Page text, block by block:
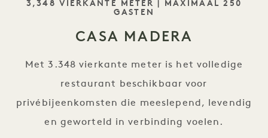
SLOGAN
3,348 VIERKANTE METER | MAXIMAAL 250
GASTEN
CASA MADERA
Met 3.348 vierkante meter is het volledige
restaurant beschikbaar voor
privébijeenkomsten die meeslepend, levendig
en geworteld in verbinding voelen.